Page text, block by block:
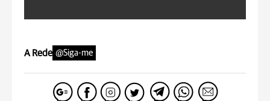
A Rede @Siga-me